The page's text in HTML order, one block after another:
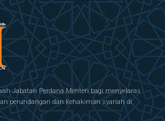
Jabatan Perdana Menteri bagi menyelaras
perundangan dan kehakiman syariah di